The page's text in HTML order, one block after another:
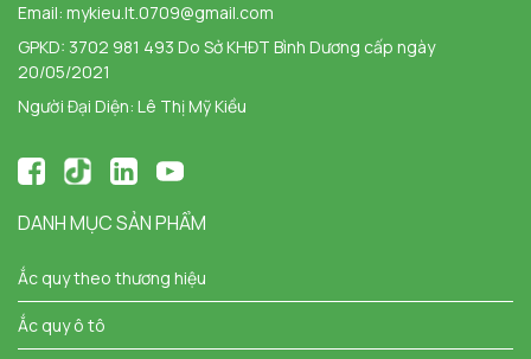
Email: mykieu.lt.0709@gmail.com
GPKD: 3702 981 493 Do Sở KHĐT Bình Dương cấp ngày
20/05/2021
Người Đại Diện: Lê Thị Mỹ Kiều
DANH MỤC SẢN PHẨM
Ắc quy theo thương hiệu
Ắc quy ô tô